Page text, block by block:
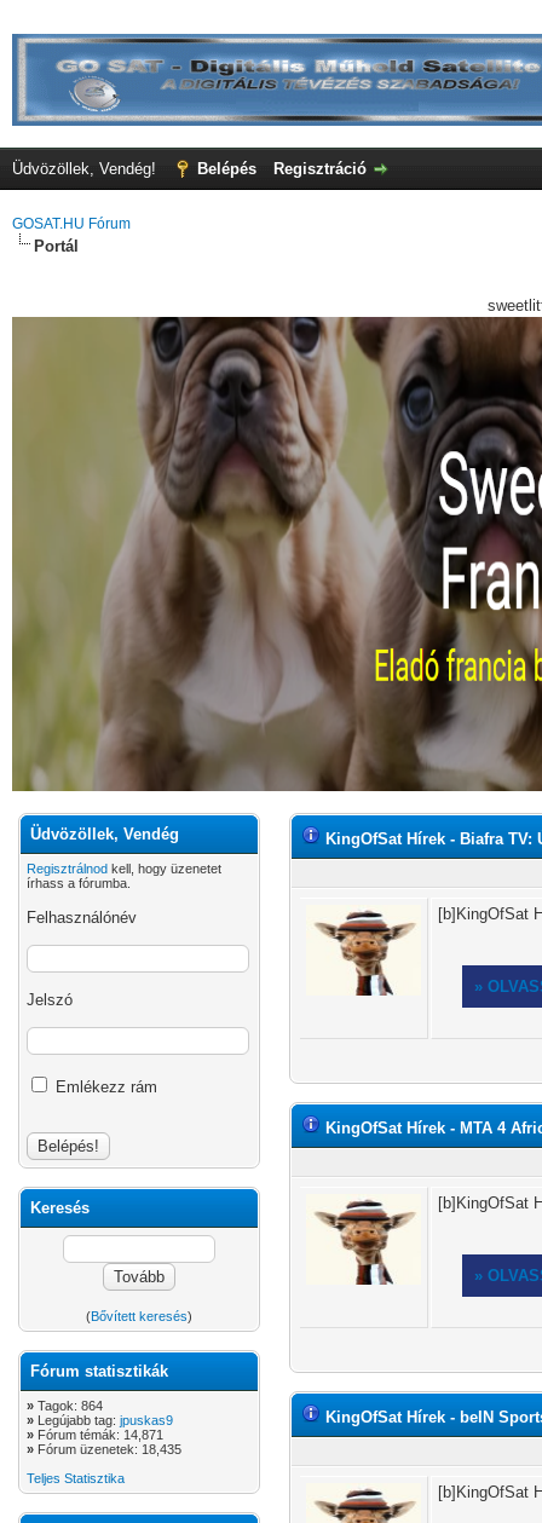
Üdvözöllek, Vendég! Belépés Regisztráció
GOSAT.HU Fórum
Portál
Üdvözöllek, Vendég
Regisztrálnod kell, hogy üzenetet
írhass a fórumba.
Felhasználónév
Jelszó
Emlékezz rám
Keresés
(Bővített keresés)
Fórum statisztikák
» Tagok: 864
» Legújabb tag: jpuskas9
» Fórum témák: 14,871
» Fórum üzenetek: 18,435
Teljes Statisztika
KingOfSat Hírek - Biafra TV:
[b]KingOfSat
»
KingOfSat Hírek - MTA 4
[b]KingOfSat
»
KingOfSat Hírek - beIN
[b]KingOfSat